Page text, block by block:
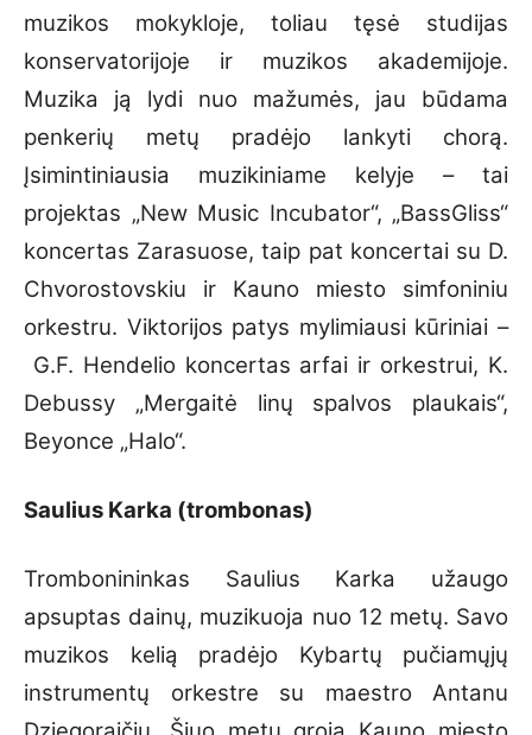
muzikos mokykloje, toliau tęsė studijas
konservatorijoje ir muzikos akademijoje.
Muzika ją lydi nuo mažumės, jau būdama
penkerių metų pradėjo lankyti chorą.
Įsimintiniausia muzikiniame kelyje – tai
projektas „New Music Incubator“, „BassGliss“
koncertas Zarasuose, taip pat koncertai su D.
Chvorostovskiu ir Kauno miesto simfoniniu
orkestru. Viktorijos patys mylimiausi kūriniai –
G.F. Hendelio koncertas arfai ir orkestrui, K.
Debussy „Mergaitė linų spalvos plaukais“,
Beyonce „Halo“.
Saulius Karka (trombonas)
Trombonininkas Saulius Karka užaugo
apsuptas dainų, muzikuoja nuo 12 metų. Savo
muzikos kelią pradėjo Kybartų pučiamųjų
instrumentų orkestre su maestro Antanu